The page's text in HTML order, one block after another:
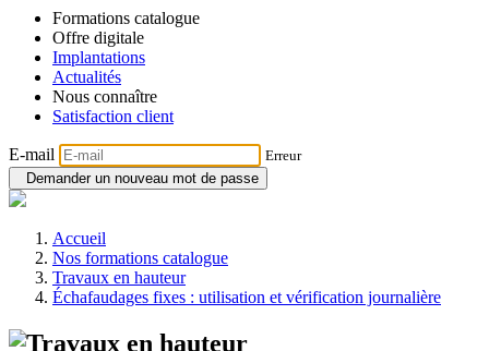
Formations catalogue
Offre digitale
Implantations
Actualités
Nous connaître
Satisfaction client
E-mail
Erreur
Demander un nouveau mot de passe
Accueil
Nos formations catalogue
Travaux en hauteur
Échafaudages fixes : utilisation et vérification journalière